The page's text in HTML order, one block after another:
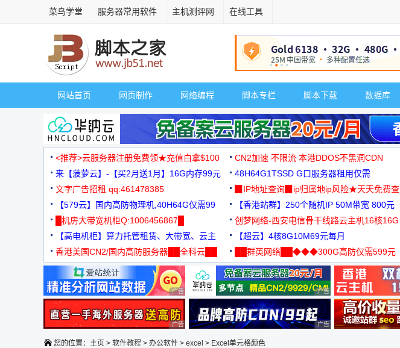
菜鸟学堂 服务器常用软件 主机测评网 在线工具
网站首页 网页制作 网络编程 脚本专栏 脚本下载 数据库
<推荐>云服务器注册免费领★充值白拿$100 CN2加速 不限流 本港DDOS不黑洞CDN
来【菠萝云】-【买2月送1月】16G内存99元
48H64G1TSSD G口服务器租用仅需
3000+可免费测试
文字广告招租 qq:461478385
▉IP地址查询▉ip归属地ip风险★天天免费查
【579云】国内高防物理机,40H64G仅需99
元
【香港站群】250个随机IP 50M带宽 800元
█机房大带宽机柜Q:1006456867█
创梦网络-西安电信骨干线路云主机16核16G
88元/月
【高电机柜】算力托管租赁、大带宽、云主
机
【超云】4核8G10M69元每月
香港美国CN2/国内高防服务器██全科云██
██群英网络██◆◆◆300G高防仅需599元
◆◆◆
广告 商业广告，理性选择 广告 商业广告，理性选择
广告 商业广告，理性选择 广告 商业广告，理性选择
您的位置： 主页 > 软件教程 > 办公软件 > excel > Excel单元格颜色